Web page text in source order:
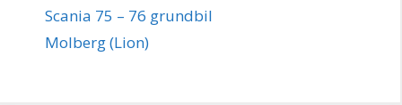
Scania 75 – 76 grundbil
Molberg (Lion)